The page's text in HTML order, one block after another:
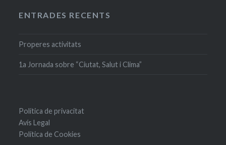
ENTRADES RECENTS
Properes activitats
1a Jornada sobre “Ciutat, Salut i Clima”
Política de privacitat
Avís Legal
Política de Cookies